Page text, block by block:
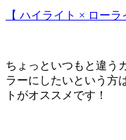
【 ハイライト × ローラ
ちょっといつもと違う
ラーにしたいという方
トがオススメです！